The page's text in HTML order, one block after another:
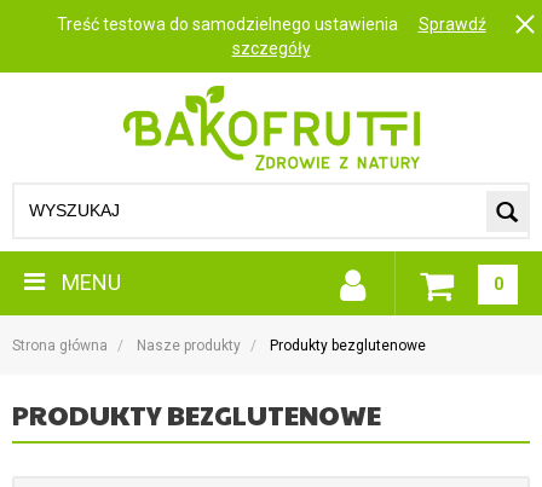
Treść testowa do samodzielnego ustawienia
Sprawdź
szczegóły
MENU 0
Strona główna Nasze produkty Produkty bezglutenowe
PRODUKTY BEZGLUTENOWE